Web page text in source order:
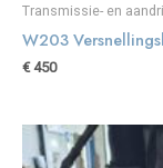
Transmissie- en
W203
€450